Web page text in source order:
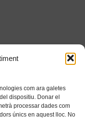
com ara galetes
dispositiu. Donar el
processar dades com
únics en aquest lloc. No